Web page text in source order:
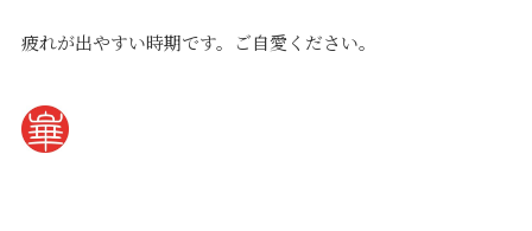
疲れが出やすい時期です。ご自愛ください。